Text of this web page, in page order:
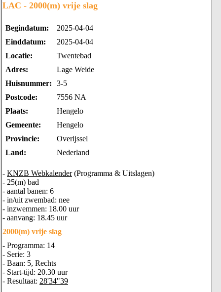
LAC - 2000(m) vrije slag
Begindatum:
2025-04-04
Einddatum:
2025-04-04
Locatie:
Twentebad
Adres:
Lage Weide
Huisnummer:
3-5
Postcode:
7556 NA
Plaats:
Hengelo
Gemeente:
Hengelo
Provincie:
Overijssel
Land:
Nederland
- KNZB Webkalender(Programma & Uitslagen)
- 25(m) bad
- aantal banen: 6
- in/uit zwembad: nee
- inzwemmen: 18.00 uur
- aanvang: 18.45 uur
2000(m) vrije slag
- Programma: 14
- Serie: 3
- Baan: 5, Rechts
- Start-tijd: 20.30 uur
- Resultaat: 28'34"39